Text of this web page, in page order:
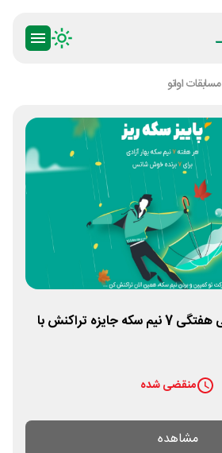
مسابقات اوانو
قرعه کشی هفتگی 7 نیم سکه جایزه تراکنش با
منقضی شده
مشاهده